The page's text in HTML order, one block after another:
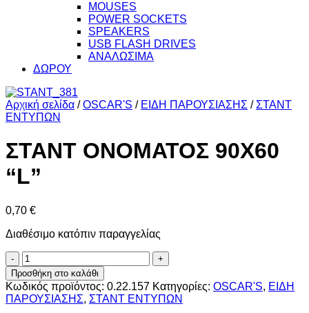
MOUSES
POWER SOCKETS
SPEAKERS
USB FLASH DRIVES
ΑΝΑΛΩΣΙΜΑ
ΔΩΡΟΥ
Αρχική σελίδα / OSCAR'S / ΕΙΔΗ ΠΑΡΟΥΣΙΑΣΗΣ / ΣΤΑΝΤ
ΕΝΤΥΠΩΝ
ΣΤΑΝΤ ΟΝΟΜΑΤΟΣ 90X60
“L”
0,70 €
Διαθέσιμο κατόπιν παραγγελίας
ΣΤΑΝΤ
ΟΝΟΜΑΤΟΣ
90X60
"L"
ποσότητα
Προσθήκη στο καλάθι
Κωδικός προϊόντος: 0.22.157 Κατηγορίες: OSCAR'S, ΕΙΔΗ
ΠΑΡΟΥΣΙΑΣΗΣ, ΣΤΑΝΤ ΕΝΤΥΠΩΝ